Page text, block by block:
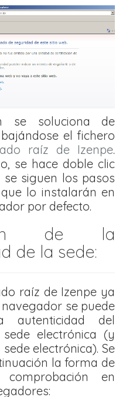
se soluciona de
el fichero
raíz de Izenpe.
se hace doble clic
siguen los pasos
lo instalarán en
por defecto.
de la
de la sede:
raíz de Izenpe ya
se puede
autenticidad del
electrónica (y
electrónica). Se
la forma de
en